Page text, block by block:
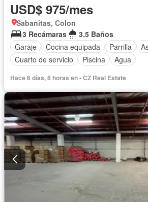
USD$ 975/mes
Sabanitas, Colon
3 Recámaras
3.5 Baños
Garaje
Cocina equipada Parrilla
Cuarto de servicio
Piscina Agua
Hace 6 días, 8 horas en - CZ Real Estate